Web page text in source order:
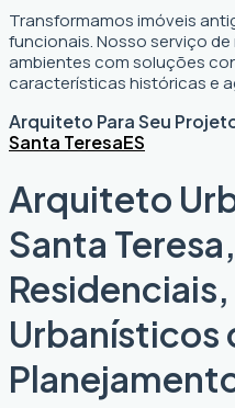
Transformamos imóveis
funcionais. Nosso serviço
ambientes com soluções
características históricas e
Arquiteto Para Seu
Santa TeresaES
Arquiteto
Santa
Urbanísticos